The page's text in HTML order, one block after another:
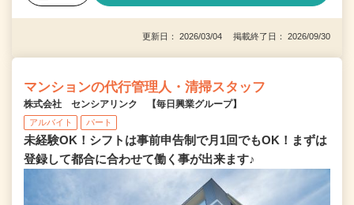
更新日： 2026/03/04 掲載終了日： 2026/09/30
マンションの代行管理人・清掃スタッフ
株式会社 センシアリンク 【毎日興業グループ】
アルバイト パート
未経験OK！シフトは事前申告制で月1回でもOK！まずは
登録して都合に合わせて働く事が出来ます♪